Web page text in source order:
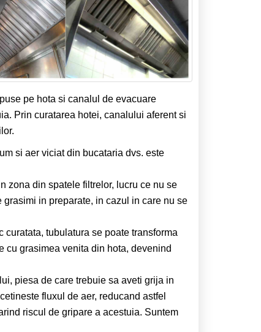
pe hota si canalul de evacuare
Prin curatarea hotei, canalului aferent si
si aer viciat din bucataria dvs. este
zona din spatele filtrelor, lucru ce nu se
in preparate, in cazul in care nu se
tubulatura se poate transforma
cu grasimea venita din hota, devenind
piesa de care trebuie sa aveti grija in
fluxul de aer, reducand astfel
riscul de gripare a acestuia. Suntem